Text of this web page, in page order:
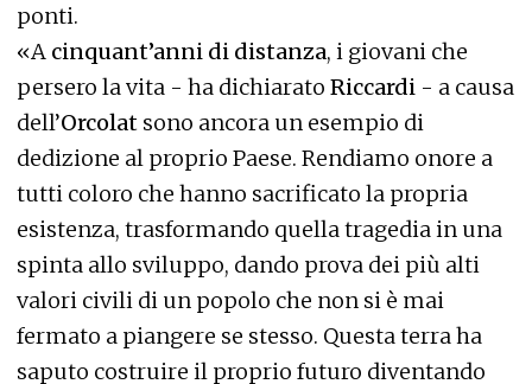
ponti.
«A cinquant’anni di distanza, i giovani che
persero la vita - ha dichiarato Riccardi - a causa
dell’Orcolat sono ancora un esempio di
dedizione al proprio Paese. Rendiamo onore a
tutti coloro che hanno sacrificato la propria
esistenza, trasformando quella tragedia in una
spinta allo sviluppo, dando prova dei più alti
valori civili di un popolo che non si è mai
fermato a piangere se stesso. Questa terra ha
saputo costruire il proprio futuro diventando